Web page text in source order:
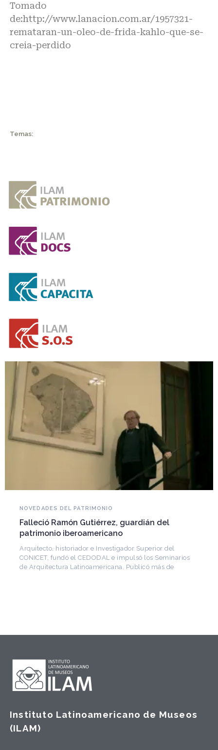
Tomado
de:http://www.lanacion.com.ar/1957321-
remataran-un-oleo-de-frida-kahlo-que-se-
creia-perdido
Temas:
NOVEDADES DEL PATRIMONIO
Falleció Ramón Gutiérrez, guardián del
patrimonio iberoamericano
Arquitecto, historiador e Investigador Superior del
CONICET, fundó el CEDODAL e impulsó los Seminarios
de Arquitectura Latinoamericana. Publicó más de
Instituto Latinoamericano de Museos
(ILAM)